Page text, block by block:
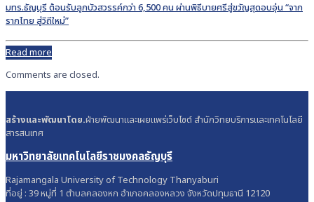
มทร.ธัญบุรี ต้อนรับลูกบัวสวรรค์กว่า 6,500 คน ผ่านพิธีบายศรีสู่ขวัญสุดอบอุ่น “จาก
รากไทย สู่วิถีใหม่”
Read more
Comments are closed.
สร้างและพัฒนาโดย.ฝ่ายพัฒนาและเผยแพร่เว็บไซต์ สำนักวิทยบริการและเทคโนโลยี
สารสนเทศ
มหาวิทยาลัยเทคโนโลยีราชมงคลธัญบุรี
Rajamangala University of Technology Thanyaburi
ที่อยู่ : 39 หมู่ที่ 1 ตำบลคลองหก อำเภอคลองหลวง จังหวัดปทุมธานี 12120